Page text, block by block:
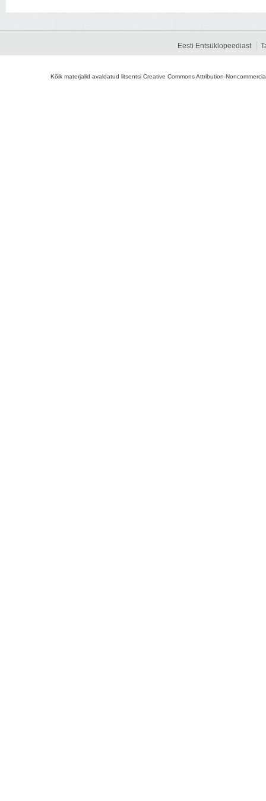
Eesti Entsüklopeediast
Kõik materjalid avaldatud litsentsi Creative Commons Attribution-